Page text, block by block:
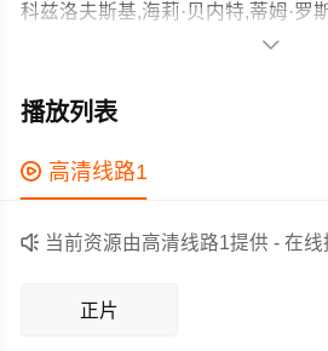
科兹洛夫斯基,海莉·贝内特,蒂姆·罗
斯维特兰娜··乌斯蒂诺娃,达雅·查库
心弦，领广大科幻片爱好者和观众
去了记忆，连自己的名字都不记得
是自己的妻子。然而很快，艾斯戴
（丹尼拉·科兹洛夫斯基 Danila
架了。
作为一部 上映的科幻电影，在当期
定的看点，在演员表现和剧情架构
剧情紧凑，角色塑造鲜明，适合喜

播放列表
 高清线路1
 当前资源由高清线路1提供 - 在
正片